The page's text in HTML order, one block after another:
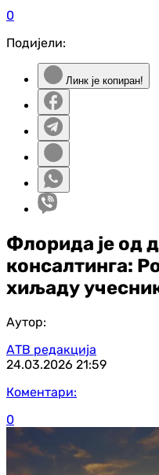
0
Подијели:
Линк је копиран!
Флорида је од
консалтинга:
хиљаду
Аутор:
АТВ редакција
24.03.2026 21:59
Коментари:
0